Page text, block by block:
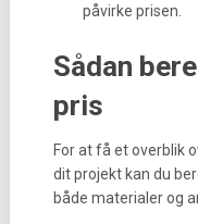
påvirke prisen.
Sådan
pris
For at få et overblik
dit projekt kan du
både materialer og